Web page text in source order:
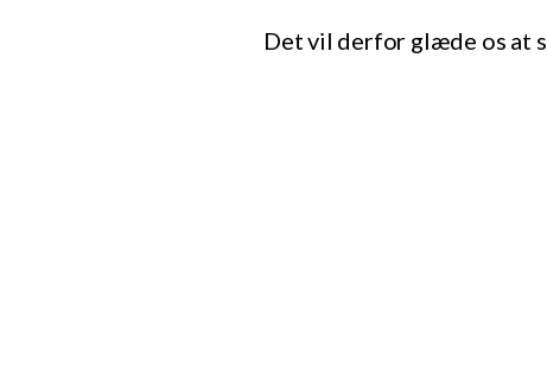
Det vil derfor glæde os at